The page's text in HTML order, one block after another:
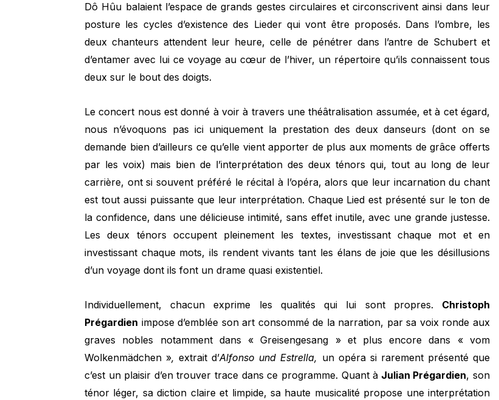
Dô Hûu balaient l’espace de grands gestes circulaires et circonscrivent ainsi dans leur
posture les cycles d’existence des Lieder qui vont être proposés. Dans l’ombre, les
deux chanteurs attendent leur heure, celle de pénétrer dans l’antre de Schubert et
d’entamer avec lui ce voyage au cœur de l’hiver, un répertoire qu’ils connaissent tous
deux sur le bout des doigts.
Le concert nous est donné à voir à travers une théâtralisation assumée, et à cet égard,
nous n’évoquons pas ici uniquement la prestation des deux danseurs (dont on se
demande bien d’ailleurs ce qu’elle vient apporter de plus aux moments de grâce offerts
par les voix) mais bien de l’interprétation des deux ténors qui, tout au long de leur
carrière, ont si souvent préféré le récital à l’opéra, alors que leur incarnation du chant
est tout aussi puissante que leur interprétation. Chaque Lied est présenté sur le ton de
la confidence, dans une délicieuse intimité, sans effet inutile, avec une grande justesse.
Les deux ténors occupent pleinement les textes, investissant chaque mot et en
investissant chaque mots, ils rendent vivants tant les élans de joie que les désillusions
d’un voyage dont ils font un drame quasi existentiel.
Individuellement, chacun exprime les qualités qui lui sont propres. Christoph
Prégardien impose d’emblée son art consommé de la narration, par sa voix ronde aux
graves nobles notamment dans « Greisengesang » et plus encore dans « vom
Wolkenmädchen », extrait d’Alfonso und Estrella, un opéra si rarement présenté que
c’est un plaisir d’en trouver trace dans ce programme. Quant à Julian Prégardien, son
ténor léger, sa diction claire et limpide, sa haute musicalité propose une interprétation